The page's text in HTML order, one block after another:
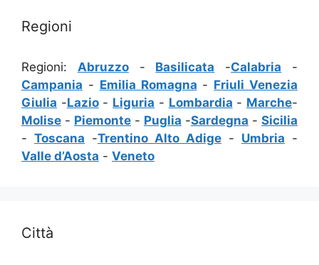
Regioni
Regioni: Abruzzo- Basilicata -Calabria -
Campania - Emilia Romagna - Friuli Venezia
Giulia -Lazio- Liguria - Lombardia - Marche-
Molise - Piemonte - Puglia -Sardegna - Sicilia
- Toscana -Trentino Alto Adige - Umbria -
Valle d’Aosta - Veneto
Città